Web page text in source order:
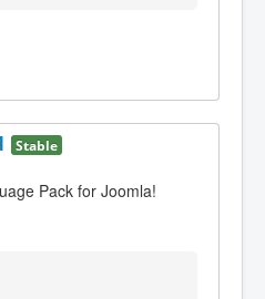
Stable
Pack for Joomla!